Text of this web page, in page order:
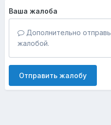
Ваша жалоба
Дополнительно
жалобой.
Отправить жалобу